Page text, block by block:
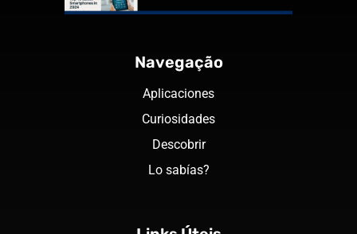
Navegação
Aplicaciones
Curiosidades
Descobrir
Lo sabías?